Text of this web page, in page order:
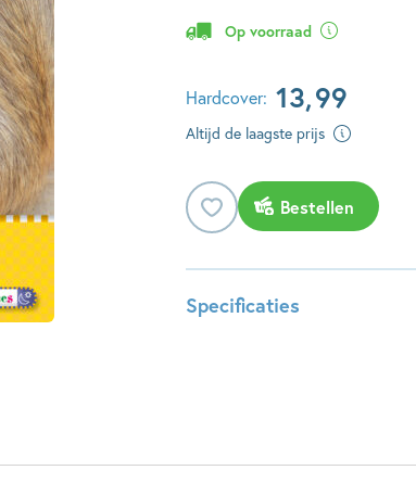
Op voorraad
Hardcover: 13,99
Altijd de laagste prijs
Bestellen
Specificaties